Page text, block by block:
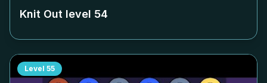
Knit Out level 54
Level 55